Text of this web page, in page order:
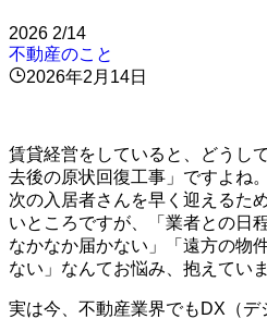
2026 2/14
不動産のこと
2026年2月14日
賃貸経営をしていると、どうし
去後の原状回復工事」ですよね。
次の入居者さんを早く迎えるた
いところですが、「業者との日
なかなか届かない」「遠方の物
ない」なんてお悩み、抱えてい
実は今、不動産業界でもDX（